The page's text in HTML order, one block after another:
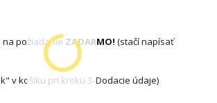
na požiadanieZADARMO! (stačí napísať
v košiku pri kroku 3-Dodacie údaje)